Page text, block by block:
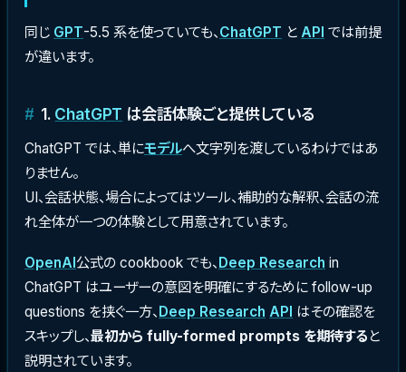
同じ GPT-5.5 系を使っていても、ChatGPT と API では前提
が違います。
1. ChatGPT は会話体験ごと提供している
ChatGPT では、単にモデルへ文字列を渡しているわけではあ
りません。
UI、会話状態、場合によってはツール、補助的な解釈、会話の流
れ全体が一つの体験として用意されています。
OpenAI公式の cookbook でも、Deep Research in
ChatGPT はユーザーの意図を明確にするために follow-up
questions を挟ぐ一方、Deep Research API はその確認を
スキップし、最初から fully-formed prompts を期待する と
説明されています。